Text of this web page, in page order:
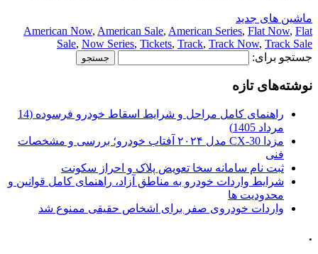
ماشین های جدید
American Now, American Sale, American Series, Flat Now, Flat
Sale, Now Series, Tickets, Track, Track Now, Track Sale
جستجو برای:
نوشته‌های تازه
راهنمای کامل مراحل و شرایط اسقاط خودرو فرسوده (14
مرداد 1405)
مزدا CX-30 مدل ۲۰۲۴ آفتاب خودرو؛ بررسی و مشخصات
فنی
ثبت نام سامانه سخا تعویض پلاک و احراز سکونت
شرایط واردات خودرو به مناطق آزاد، راهنمای کامل قوانین و
محدودیت ها
واردات خودروی صفر برای اشخاص حقیقی ممنوع شد
.